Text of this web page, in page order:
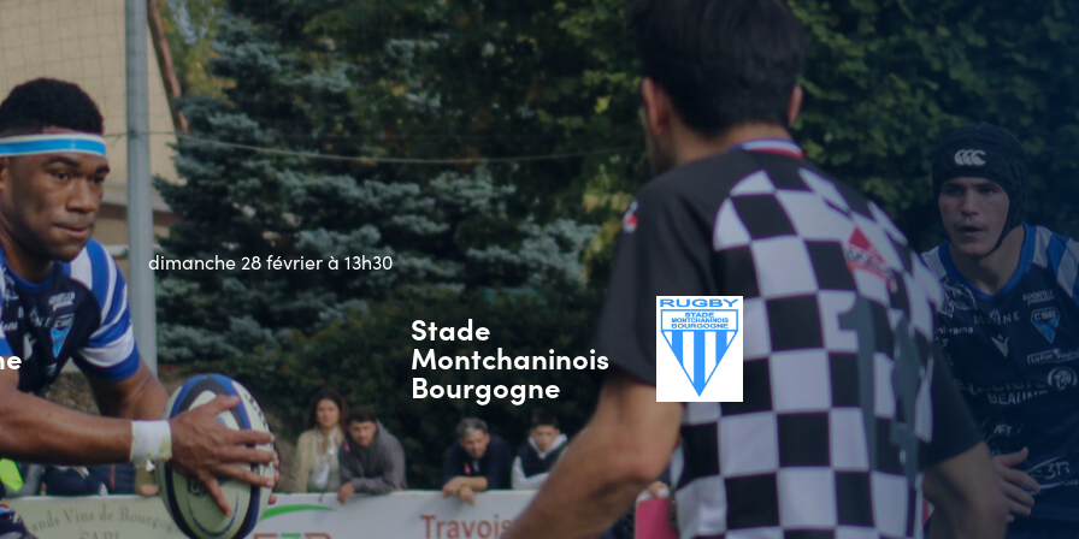
dimanche 28 février à 13h30
Stade
Montchaninois
Bourgogne